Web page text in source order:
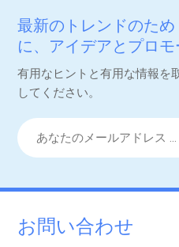
最新のトレンドのため
に、アイデアとプロモ
ション。
有用なヒントと有用な情報を
してください。
お問い合わせ